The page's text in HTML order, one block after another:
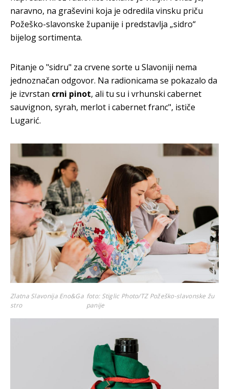
naravno, na graševini koja je odredila vinsku priču
Požeško-slavonske županije i predstavlja „sidro“
bijelog sortimenta.
Pitanje o "sidru" za crvene sorte u Slavoniji nema
jednoznačan odgovor. Na radionicama se pokazalo da
je izvrstan crni pinot, ali tu su i vrhunski cabernet
sauvignon, syrah, merlot i cabernet franc", ističe
Lugarić.
Zlatna Slavonija Eno&Ga
stro
foto: Stiglic Photo/TZ Požeško-slavonske žu
panije